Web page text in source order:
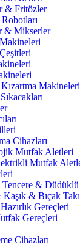
& Fritözler
& Mikserler
Makineleri
Cihazları
Mutfak Aletleri
Mutfak
& Düdüklü
& Bıçak
Gereçleri
Gereçleri
Cihazları